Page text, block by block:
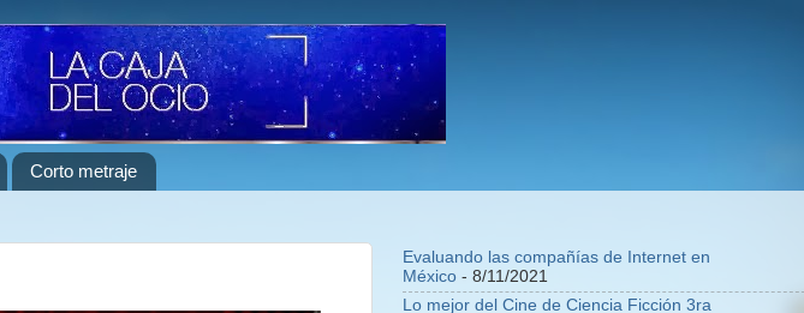
Corto metraje
Evaluando las compañías de Internet en
México - 8/11/2021
Lo mejor del Cine de Ciencia Ficción 3ra